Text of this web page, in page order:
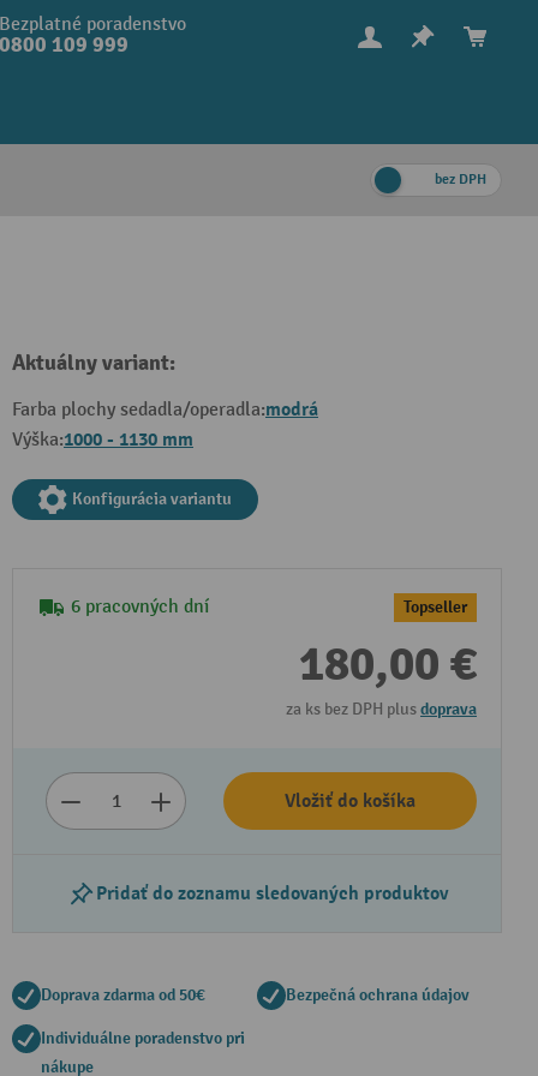
poradenstvo
109 999
bez DPH
Aktuálny variant:
Farba plochy sedadla/operadla:modrá
Výška:1000 - 1130 mm
Konfigurácia variantu
6 pracovných dní Topseller
180,00 €
za ks bez DPH plusdoprava
Vložiť do košíka
Pridať do zoznamu sledovaných produktov
Doprava zdarma od 50€ Bezpečná ochrana údajov
Individuálne poradenstvo pri
nákupe